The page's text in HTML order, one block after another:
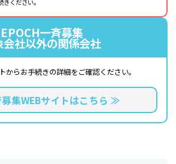
ください。
EPOCH一斉募集
会社以外の関係会社
からお手続きの詳細をご確認ください。
集WEBサイトはこちら ≫